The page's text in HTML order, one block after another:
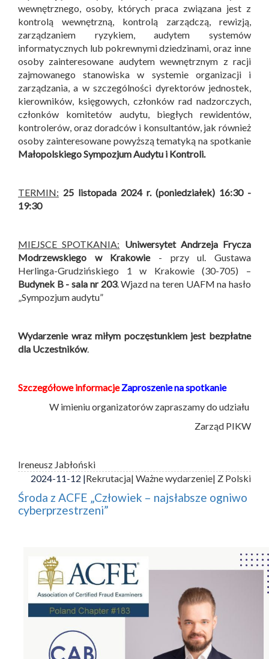
wewnętrznego, osoby, których praca związana jest z
kontrolą wewnętrzną, kontrolą zarządczą, rewizją,
zarządzaniem ryzykiem, audytem systemów
informatycznych lub pokrewnymi dziedzinami, oraz inne
osoby zainteresowane audytem wewnętrznym z racji
zajmowanego stanowiska w systemie organizacji i
zarządzania, a w szczególności dyrektorów jednostek,
kierowników, księgowych, członków rad nadzorczych,
członków komitetów audytu, biegłych rewidentów,
kontrolerów, oraz doradców i konsultantów, jak również
osoby zainteresowane powyższą tematyką na spotkanie
Małopolskiego Sympozjum Audytu i Kontroli.
TERMIN: 25 listopada 2024 r. (poniedziałek) 16:30 -
19:30
MIEJSCE SPOTKANIA: Uniwersytet Andrzeja Frycza
Modrzewskiego w Krakowie- przy ul. Gustawa
Herlinga-Grudzińskiego 1 w Krakowie (30-705) –
Budynek B - sala nr 203. Wjazd na teren UAFM na hasło
„Sympozjum audytu”
Wydarzenie wraz miłym poczęstunkiem jest bezpłatne
dla Uczestników.
Szczegółowe informacje Zaproszenie na spotkanie
W imieniu organizatorów zapraszamy do udziału
Zarząd PIKW
Ireneusz Jabłoński
2024-11-12 |Rekrutacja| Ważne wydarzenie| Z Polski
Środa z ACFE „Człowiek – najsłabsze ogniwo
cyberprzestrzeni”